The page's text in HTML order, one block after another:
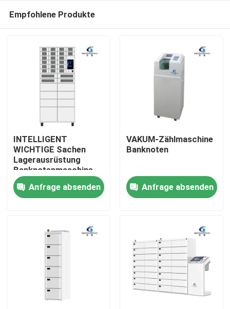
Startseite
Produkte
Über uns
Empfohlene Produkte
INTELLIGENT
WICHTIGE Sachen
Lagerausrüstung
Banknotenmaschine
Anfrage absenden
VAKUM-Zählmaschine
Banknoten
Anfrage absenden